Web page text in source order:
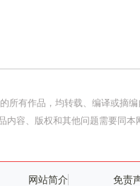
所有作品，均转载、编译或摘
内容、版权和其他问题需要同本
网站简介 免责